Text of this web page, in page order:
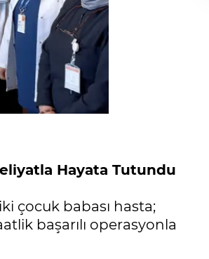
Hayata Tutundu
çocuk babası hasta;
başarılı operasyonla